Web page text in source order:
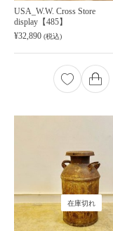
USA_W.W. Cross Store
display【485】
¥32,890 (税込)
在庫切れ